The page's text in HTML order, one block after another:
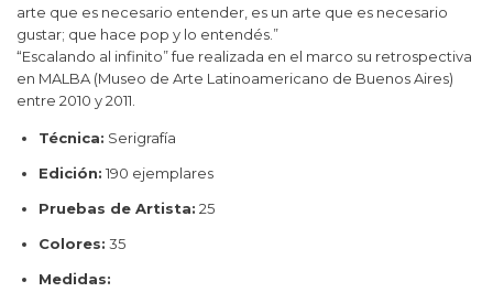
arte que es necesario entender, es un arte que es necesario
gustar; que hace pop y lo entendés.”
“Escalando al infinito” fue realizada en el marco su retrospectiva
en MALBA (Museo de Arte Latinoamericano de Buenos Aires)
entre 2010 y 2011.
Técnica: Serigrafía
Edición: 190 ejemplares
Pruebas de Artista: 25
Colores: 35
Medidas: